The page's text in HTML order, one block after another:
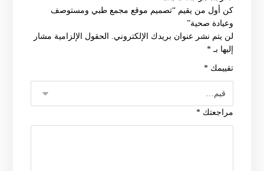
كن أول من يقيم “تصميم موقع مجمع طبي ومستوصف
وعيادة صحية”
لن يتم نشر عنوان بريدك الإلكتروني.
الحقول الإلزامية مشار
إليها بـ*
تقييمك*
مراجعتك*